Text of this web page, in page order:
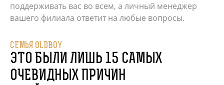
поддерживать вас во всем, а личный менеджер
вашего филиала ответит на любые вопросы.
СЕМЬЯ OLDBOY
ЭТО БЫЛИ ЛИШЬ 15 САМЫХ
ОЧЕВИДНЫХ ПРИЧИН